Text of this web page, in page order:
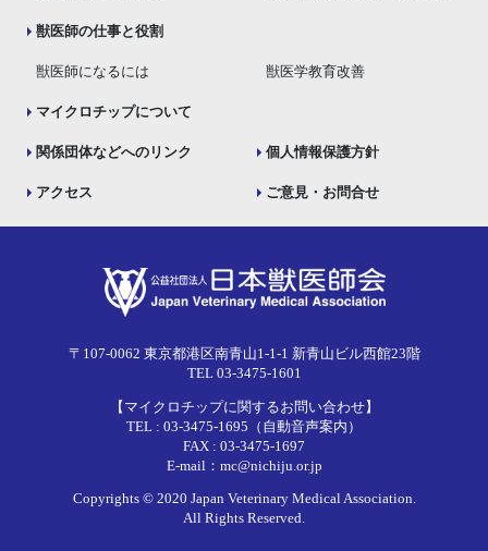
獣医師の仕事と役割
獣医師になるには 獣医学教育改善
マイクロチップについて
関係団体などへのリンク 個人情報保護方針
アクセス ご意見・お問合せ
〒107-0062 東京都港区南青山1-1-1 新青山ビル西館23階
TEL 03-3475-1601
【マイクロチップに関するお問い合わせ】
TEL : 03-3475-1695（自動音声案内）
FAX : 03-3475-1697
E-mail：mc@nichiju.or.jp
Copyrights © 2020 Japan Veterinary Medical Association.
All Rights Reserved.